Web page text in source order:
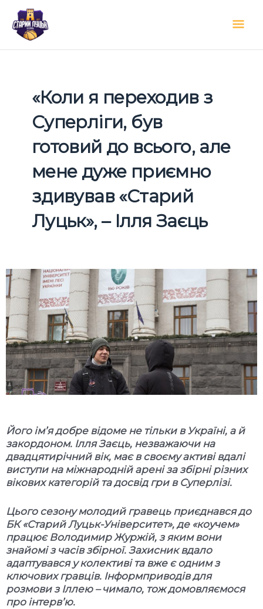
вмісту
«Коли я переходив з
Суперліги, був
готовий до всього, але
мене дуже приємно
здивував «Старий
Луцьк», – Ілля Заєць
Його ім’я добре відоме не тільки в Україні, а й
закордоном. Ілля Заєць, незважаючи на
двадцятирічний вік, має в своєму активі вдалі
виступи на міжнародній арені за збірні різних
вікових категорій та досвід гри в Суперлізі.
Цього сезону молодий гравець приєднався до
БК «Старий Луцьк-Університет», де «коучем»
працює Володимир Журжій, з яким вони
знайомі з часів збірної. Захисник вдало
адаптувався у колективі та вже є одним з
ключових гравців. Інформприводів для
розмови з Іллею – чимало, тож домовляємося
про інтерв’ю.